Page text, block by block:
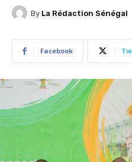
By La Rédaction Sénégal
Facebook